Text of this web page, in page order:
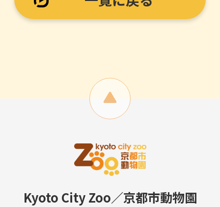
Kyoto City Zoo／京都市動物園